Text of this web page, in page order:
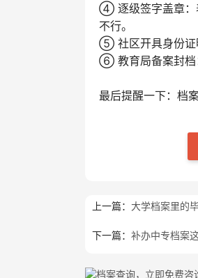
④ 逐级签字盖章‌：
不行。
⑤ 社区开具身份证
⑥ 教育局备案封档‌
最后提醒一下：档
上一篇： 大学档案里的
下一篇： 补办中专档案